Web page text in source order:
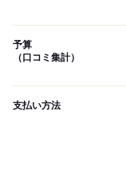
予算
（口コミ集計）
支払い方法